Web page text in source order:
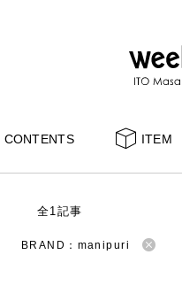
CONTENTS ITEM
全1記事
BRAND：manipuri